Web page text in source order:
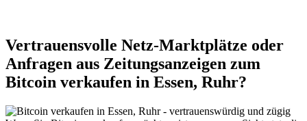
Vertrauensvolle Netz-Marktplätze oder
Anfragen aus Zeitungsanzeigen zum
Bitcoin verkaufen in Essen, Ruhr?